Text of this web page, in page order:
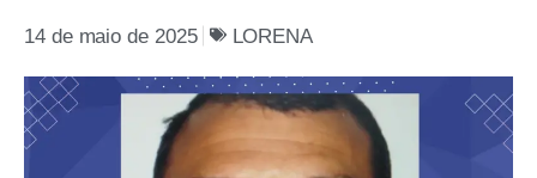
14 de maio de 2025 LORENA